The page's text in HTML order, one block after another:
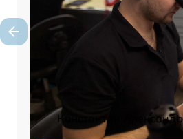
Константин